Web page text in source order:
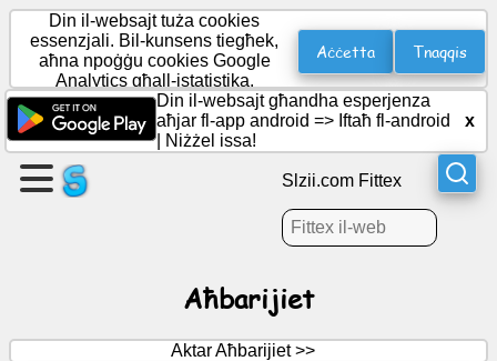
Oħloq
paġna
Oħloq
grupp
Din il-websajt tuża cookies
essenzjali. Bil-kunsens tiegħek,
aħna npoġġu cookies Google
Analytics għall-istatistika.
Aċċetta Tnaqqis
Din il-websajt għandha esperjenza
aħjar fl-app android => Iftaħ fl-android
Niżżel issa!
x
Slzii.com Fittex
Aħbarijiet
Aktar Aħbarijiet >>